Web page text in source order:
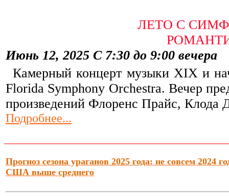
ЛЕТО С
Июнь 12, 2025 С 7:30 до 9:00 вечера
Камерный концерт музыки XIX и
Florida Symphony Orchestra. Вечер
произведений Флоренс Прайс,
Подробнее...
Прогноз сезона ураганов 2025 года: не совсем 2024
США выше среднего